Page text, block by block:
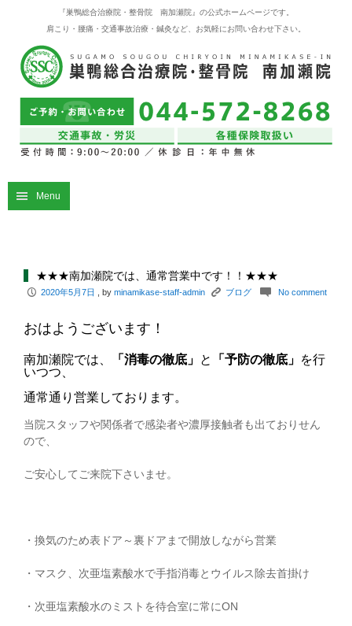
『巣鴨総合治療院・整骨院 南加瀬院』の公式ホームページです。
肩こり・腰痛・交通事故治療・鍼灸など、お気軽にお問い合わせ下さい。
Menu
★★★南加瀬院では、通常営業中です！！★★★
P 2020年5月7日 , byminamikase-staff-admin K ブログ c No comment
おはようございます！
南加瀬院では、 「消毒の徹底」 と 「予防の徹底」 を行
いつつ、
通常通り営業しております。
当院スタッフや関係者で感染者や濃厚接触者も出ておりせん
ので、
ご安心してご来院下さいませ。
・換気のため表ドア～裏ドアまで開放しながら営業
・マスク、次亜塩素酸水で手指消毒とウイルス除去首掛け
・次亜塩素酸水のミストを待合室に常にON